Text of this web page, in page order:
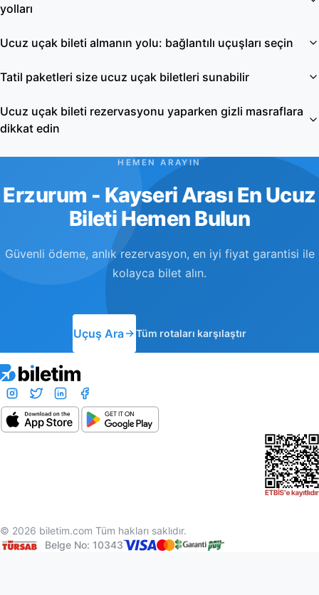
yolları
Ucuz uçak bileti almanın yolu: bağlantılı uçuşları seçin
Tatil paketleri size ucuz uçak biletleri sunabilir
Ucuz uçak bileti rezervasyonu yaparken gizli masraflara
dikkat edin
HEMEN ARAYIN
Erzurum - Kayseri Arası En Ucuz
Bileti Hemen Bulun
Güvenli ödeme, anlık rezervasyon, en iyi fiyat garantisi ile
kolayca bilet alın.
Uçuş Ara Tüm rotaları karşılaştır
© 2026 biletim.com Tüm hakları saklıdır.
Belge No: 10343